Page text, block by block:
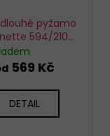
pyžamo
594/210
Friendship
569 Kč
DETAIL